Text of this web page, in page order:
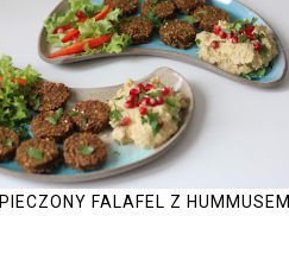
PIECZONY FALAFEL Z HUMMUSEM